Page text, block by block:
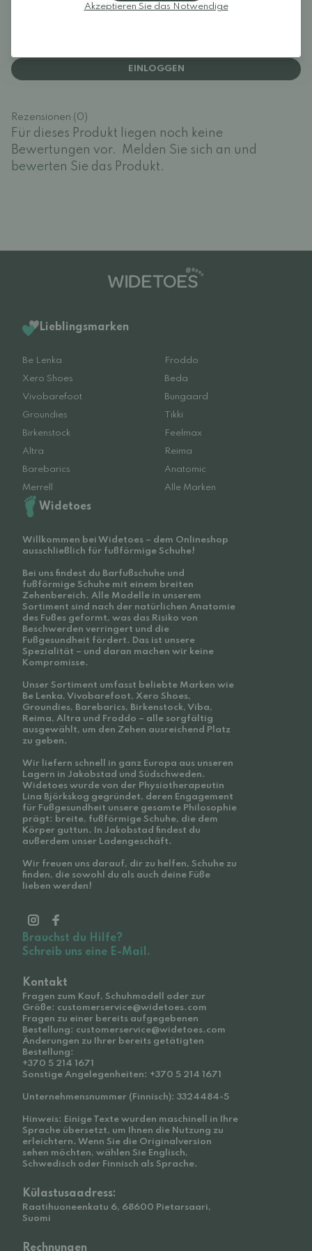
Rezensionen
EINLOGGEN
Rezensionen (0)
Für dieses Produkt liegen noch keine
Bewertungen vor.
Melden Sie sich an und
bewerten Sie das Produkt.
Lieblingsmarken
Be Lenka
Froddo
Xero Shoes
Beda
Vivobarefoot
Bungaard
Groundies
Tikki
Birkenstock
Feelmax
Altra
Reima
Barebarics
Anatomic
Merrell
Alle Marken
Widetoes
Willkommen bei Widetoes – dem Onlineshop
ausschließlich für fußförmige Schuhe!
Bei uns findest du Barfußschuhe und
fußförmige Schuhe mit einem breiten
Zehenbereich. Alle Modelle in unserem
Sortiment sind nach der natürlichen Anatomie
des Fußes geformt, was das Risiko von
Beschwerden verringert und die
Fußgesundheit fördert. Das ist unsere
Spezialität – und daran machen wir keine
Kompromisse.
Unser Sortiment umfasst beliebte Marken wie
Be Lenka, Vivobarefoot, Xero Shoes,
Groundies, Barebarics, Birkenstock, Viba,
Reima, Altra und Froddo – alle sorgfältig
ausgewählt, um den Zehen ausreichend Platz
zu geben.
Wir liefern schnell in ganz Europa aus unseren
Lagern in Jakobstad und Südschweden.
Widetoes wurde von der Physiotherapeutin
Lina Björkskog gegründet, deren Engagement
für Fußgesundheit unsere gesamte Philosophie
prägt: breite, fußförmige Schuhe, die dem
Körper guttun. In Jakobstad findest du
außerdem unser Ladengeschäft.
Wir freuen uns darauf, dir zu helfen, Schuhe zu
finden, die sowohl du als auch deine Füße
lieben werden!
Brauchst du Hilfe?
Schreib uns eine E-Mail.
Kontakt
Fragen zum Kauf, Schuhmodell oder zur
Größe: customerservice@widetoes.com
Fragen zu einer bereits aufgegebenen
Bestellung: customerservice@widetoes.com
Änderungen zu Ihrer bereits getätigten
Bestellung:
+370 5 214 1671
Sonstige Angelegenheiten: +370 5 214 1671
Unternehmensnummer (Finnisch): 3324484-5
Hinweis: Einige Texte wurden maschinell in Ihre
Sprache übersetzt, um Ihnen die Nutzung zu
erleichtern. Wenn Sie die Originalversion
sehen möchten, wählen Sie Englisch,
Schwedisch oder Finnisch als Sprache.
Külastusaadress:
Raatihuoneenkatu 6, 68600 Pietarsaari,
Suomi
Rechnungen
Akzeptieren Sie das Notwendige